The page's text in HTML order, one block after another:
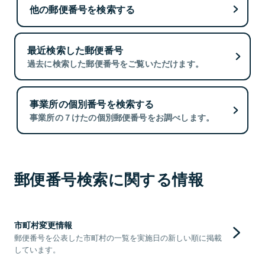
他の郵便番号を検索する
最近検索した郵便番号
過去に検索した郵便番号をご覧いただけます。
事業所の個別番号を検索する
事業所の７けたの個別郵便番号をお調べします。
郵便番号検索に関する情報
市町村変更情報
郵便番号を公表した市町村の一覧を実施日の新しい順に掲載
しています。